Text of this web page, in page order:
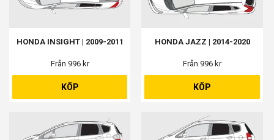
HONDA INSIGHT | 2009-2011
Från 996 kr
KÖP
HONDA JAZZ | 2014-2020
Från 996 kr
KÖP